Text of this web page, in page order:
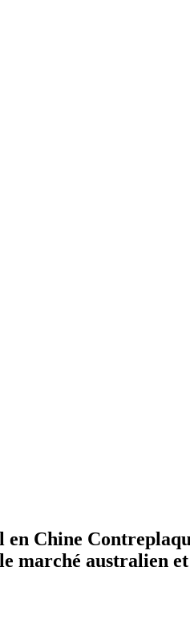
Chine
marché australien et